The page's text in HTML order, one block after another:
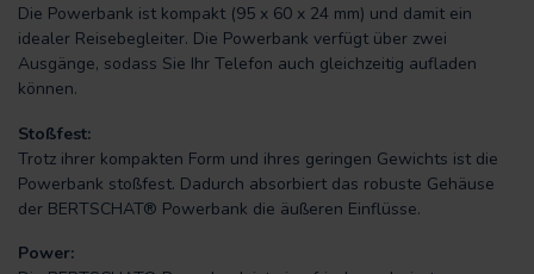
Die Powerbank ist kompakt (95 x 60 x 24 mm) und damit ein
idealer Reisebegleiter. Die Powerbank verfügt über zwei
Ausgänge, sodass Sie Ihr Telefon auch gleichzeitig aufladen
können.
Stoßfest:
Trotz ihrer kompakten Form und ihres geringen Gewichts ist die
Powerbank stoßfest. Dadurch absorbiert das robuste Gehäuse
der BERTSCHAT® Powerbank die äußeren Einflüsse.
Power: